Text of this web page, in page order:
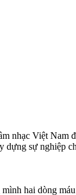
nhạc Việt Nam
dựng sự nghiệp
hai dòng